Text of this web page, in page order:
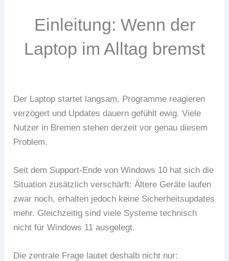
Einleitung: Wenn der
Laptop im Alltag bremst
Der Laptop startet langsam, Programme reagieren
verzögert und Updates dauern gefühlt ewig. Viele
Nutzer in Bremen stehen derzeit vor genau diesem
Problem.
Seit dem Support-Ende von Windows 10 hat sich die
Situation zusätzlich verschärft: Ältere Geräte laufen
zwar noch, erhalten jedoch keine Sicherheitsupdates
mehr. Gleichzeitig sind viele Systeme technisch
nicht für Windows 11 ausgelegt.
Die zentrale Frage lautet deshalb nicht nur: